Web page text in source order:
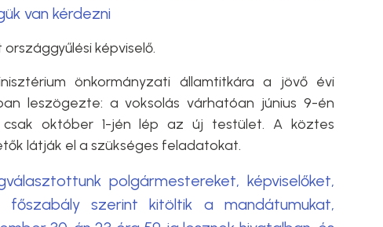
van kérdezni
képviselő.
önkormányzati államtitkára a jövő évi
leszögezte: a voksolás várhatóan június 9-én
október 1-jén lép az új testület. A köztes
látják el a szükséges feladatokat.
polgármestereket, képviselőket,
főszabály szerint kitöltik a mandátumukat,